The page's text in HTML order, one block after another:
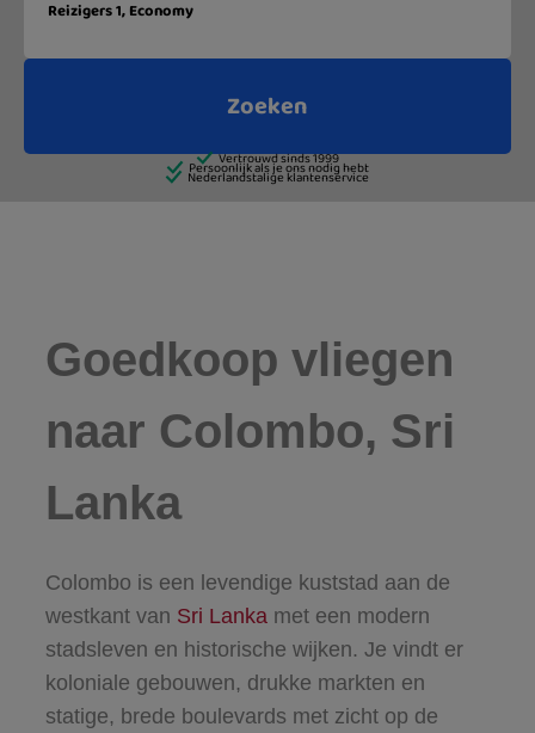
Goedkoop vliegen
naar Colombo, Sri
Lanka
Colombo is een levendige kuststad aan de
westkant van Sri Lanka met een modern
stadsleven en historische wijken. Je vindt er
koloniale gebouwen, drukke markten en
statige, brede boulevards met zicht op de